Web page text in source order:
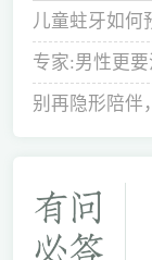
儿童蛀牙如何
专家:男性更
间
别再隐形陪伴